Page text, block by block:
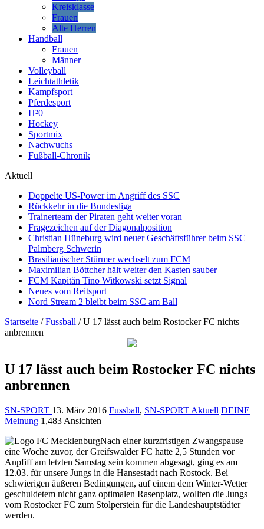
Kreisklasse
Frauen
Alte Herren
Handball
Frauen
Männer
Volleyball
Leichtathletik
Kampfsport
Pferdesport
H²0
Hockey
Sportmix
Nachwuchs
Fußball-Chronik
Aktuell
Doppelte US-Power im Angriff des SSC
Rückkehr in die Bundesliga
Trainerteam der Piraten geht weiter voran
Fragezeichen auf der Diagonalposition
Christian Hüneburg wird neuer Geschäftsführer beim SSC
Palmberg Schwerin
Brasilianischer Stürmer wechselt zum FCM
Maximilian Böttcher hält weiter den Kasten sauber
FCM Kapitän Tino Witkowski setzt Signal
Neues vom Reitsport
Nord Stream 2 bleibt beim SSC am Ball
Startseite / Fussball / U 17 lässt auch beim Rostocker FC nichts
anbrennen
U 17 lässt auch beim Rostocker FC nichts
anbrennen
SN-SPORT 13. März 2016 Fussball, SN-SPORT Aktuell DEINE
Meinung 1,483 Ansichten
Nach einer kurzfristigen Zwangspause
eine Woche zuvor, der Greifswalder FC hatte 2,5 Stunden vor
Anpfiff am letzten Samstag sein kommen abgesagt, ging es am
12.03. für unsere Jungs in die Hansestadt nach Rostock. Bei
schwierigen äußeren Bedingungen, auf einem dem Winter-Wetter
geschuldetem nicht ganz optimalen Rasenplatz, wollten die Jungs
vom Rostocker FC zum Stolperstein für die Landeshauptstädter
werden.